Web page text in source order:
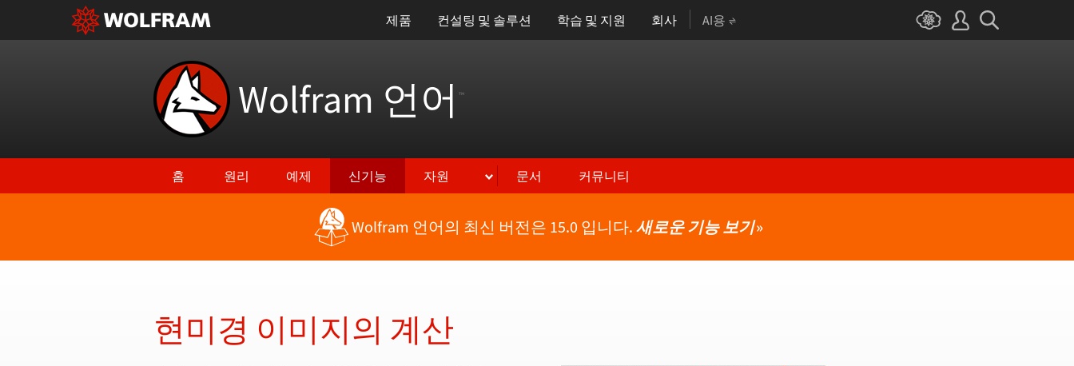
제품 컨설팅 및 솔루션 학습 및 지원 회사 AI용
Wolfram 언어 ™
홈 원리 예제 신기능 자원 문서 커뮤니티
Wolfram 언어의 최신 버전은 15.0 입니다. 새로운 기능 보기»
현미경 이미지의 계산